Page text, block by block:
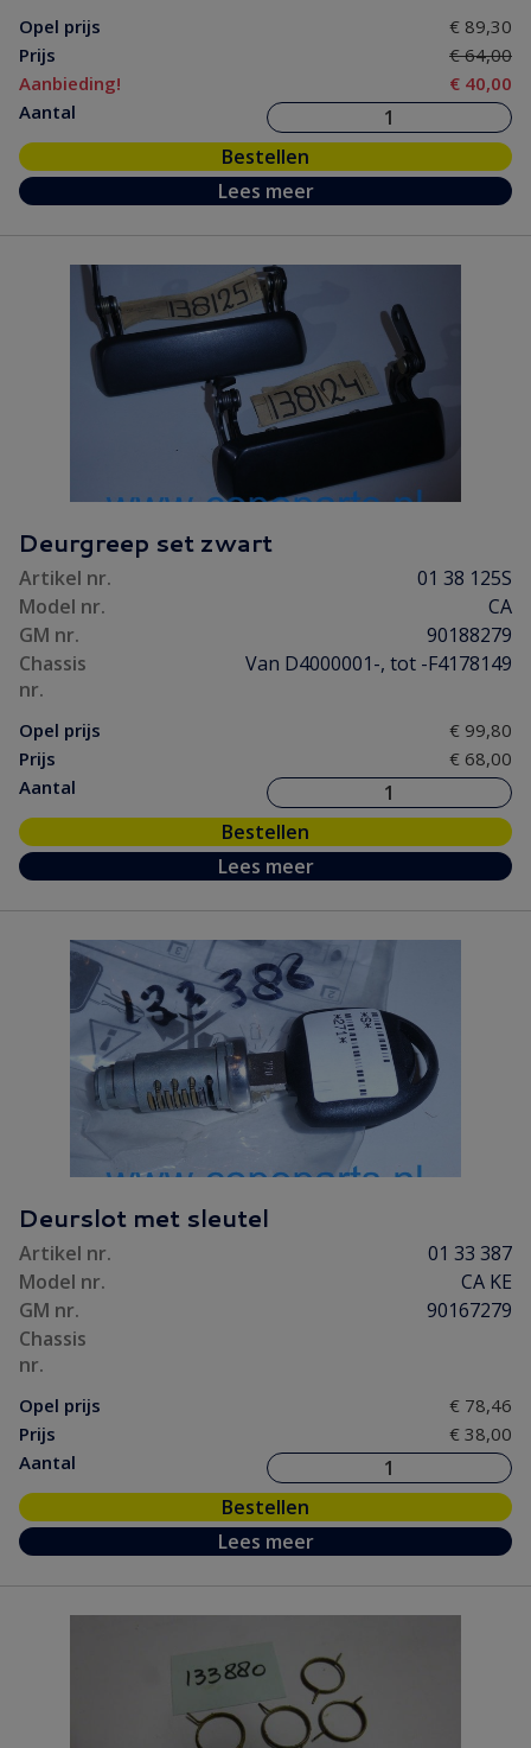
Opel prijs
€ 89,30
Prijs
€ 64,00
Aanbieding!
€ 40,00
Aantal
Bestellen
Lees meer
Deurgreep set zwart
Artikel nr.
01 38 125S
Model nr.
CA
GM nr.
90188279
Chassis
nr.
Van D4000001-, tot -F4178149
Opel prijs
€ 99,80
Prijs
€ 68,00
Aantal
Bestellen
Lees meer
Deurslot met sleutel
Artikel nr.
01 33 387
Model nr.
CA KE
GM nr.
90167279
Chassis
nr.
Opel prijs
€ 78,46
Prijs
€ 38,00
Aantal
Bestellen
Lees meer